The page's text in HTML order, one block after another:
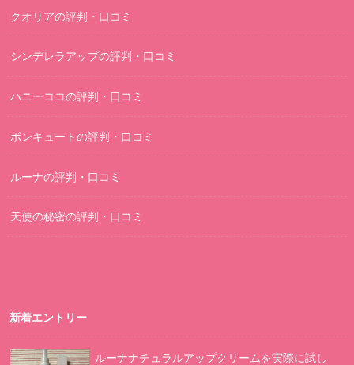
クオリアの評判・口コミ
シンデレラアップの評判・口コミ
ハニーココの評判・口コミ
ボンキュートの評判・口コミ
ルーナの評判・口コミ
天使の秘密の評判・口コミ
新着エントリー
ルーナナチュラルアップクリームを実際に試し